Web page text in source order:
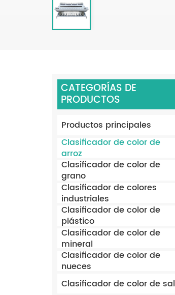
CATEGORÍAS DE
PRODUCTOS
Productos principales
Clasificador de color de
arroz
Clasificador de color de
grano
Clasificador de colores
industriales
Clasificador de color de
plástico
Clasificador de color de
mineral
Clasificador de color de
nueces
Clasificador de color de sal